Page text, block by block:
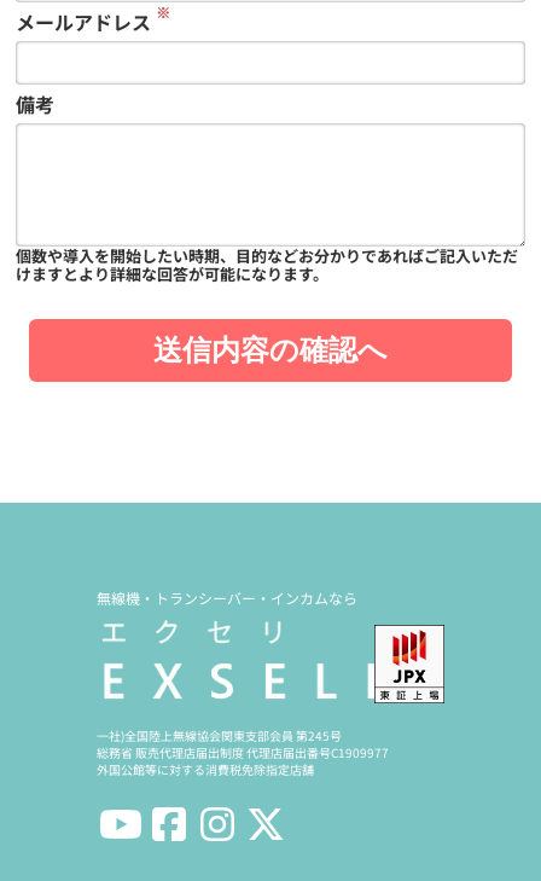
メールアドレス ※
備考
個数や導入を開始したい時期、目的などお分かりであればご記入いただ
けますとより詳細な回答が可能になります。
送信内容の確認へ
無線機・トランシーバー・インカムなら
一社)全国陸上無線協会関東支部会員 第245号
総務省 販売代理店届出制度 代理店届出番号C1909977
外国公館等に対する消費税免除指定店舗